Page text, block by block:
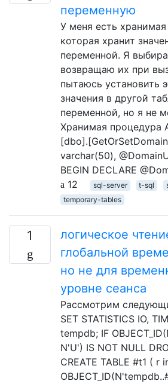
переменную
У меня есть
которая хранит
переменной. Я
возвращаю их при
пытаюсь установить
значения в другой
переменной, но я не
Хранимая процедура
varchar(50),
BEGIN DECLARE
12
sql-server t-sql
temporary-tables
1
логическое
глобальной
но не для
уровне сеанса
Рассмотрим
SET STATISTICS IO,
tempdb; IF
N'U') IS NOT NULL
CREATE TABLE #t1 ( r